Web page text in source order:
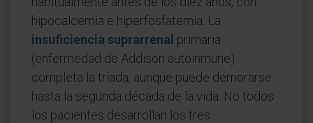
hipocalcemia e hiperfosfatemia. La
insuficiencia suprarrenal primaria
(enfermedad de Addison autoinmune)
completa la tríada, aunque puede demorarse
hasta la segunda década de la vida. No todos
los pacientes desarrollan los tres